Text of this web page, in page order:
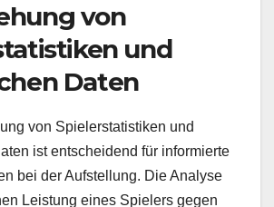
von
und
Daten
von Spielerstatistiken und
ist entscheidend für informierte
bei der Aufstellung. Die Analyse
Leistung eines Spielers gegen